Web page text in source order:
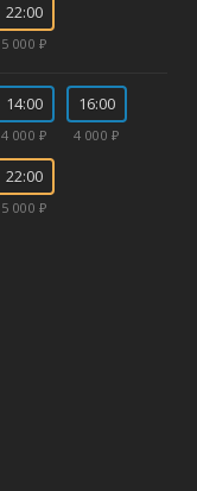
22:00
5 000 ₽
14:00
4 000 ₽
16:00
4 000 ₽
22:00
5 000 ₽